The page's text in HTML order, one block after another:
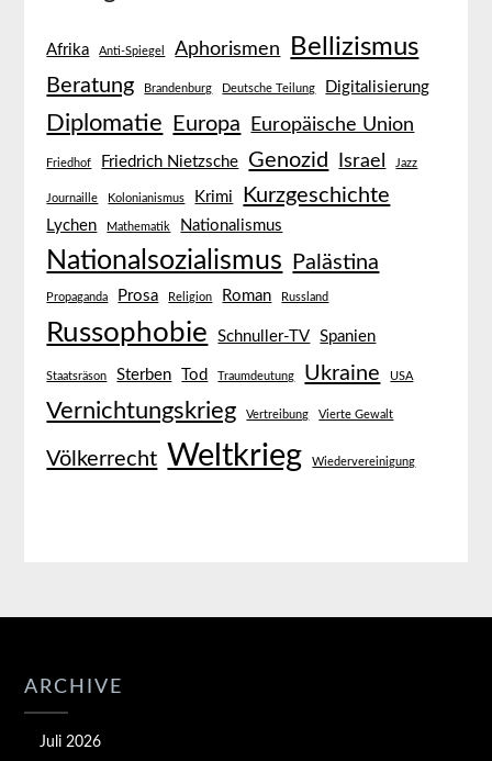
Afrika Anti-Spiegel Aphorismen Bellizismus
Beratung Brandenburg Deutsche Teilung Digitalisierung
Diplomatie Europa Europäische Union
Friedhof Friedrich Nietzsche Genozid Israel Jazz
Journaille Kolonianismus Krimi Kurzgeschichte
Lychen Mathematik Nationalismus
Nationalsozialismus Palästina
Propaganda Prosa Religion Roman Russland
Russophobie Schnuller-TV Spanien
Staatsräson Sterben Tod Traumdeutung Ukraine USA
Vernichtungskrieg Vertreibung Vierte Gewalt
Völkerrecht Weltkrieg Wiedervereinigung
ARCHIVE
Juli 2026